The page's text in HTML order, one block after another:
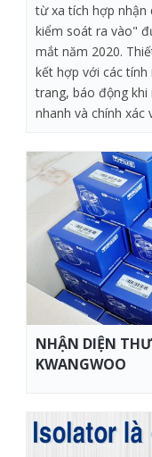
từ xa tích hợp nhận
kiểm soát ra vào"
mắt năm 2020.
kết hợp với các
trang, báo động
nhanh và chính
NHẬN DIỆN
KWANGWOO